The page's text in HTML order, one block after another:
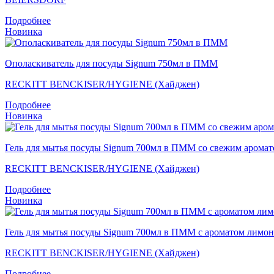
Подробнее
Новинка
Ополаскиватель для посуды Signum 750мл в ПММ
RECKITT BENCKISER/HYGIENE (Хайджен)
Подробнее
Новинка
Гель для мытья посуды Signum 700мл в ПММ со свежим
RECKITT BENCKISER/HYGIENE (Хайджен)
Подробнее
Новинка
Гель для мытья посуды Signum 700мл в ПММ с ароматом
RECKITT BENCKISER/HYGIENE (Хайджен)